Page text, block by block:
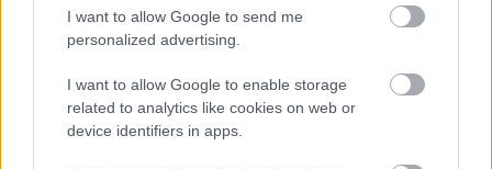
I want to allow Google to send me
personalized advertising.
I want to allow Google to enable storage
related to analytics like cookies on web or
device identifiers in apps.
egyetértettünk.) Nem mellesleg az olvasástól
cidrizőknek, a hosszú könyveket zsigerből
elutasítóknak is tökéletes választás, hiszen átmenet
a gazdagon illusztrált, rövid gyermekkönyvekből,
vagy a kezdő olvasóknak szánt nagybetűs
történetekből a hosszabb szöveggel dolgozó, de még